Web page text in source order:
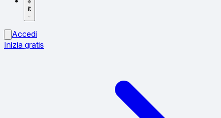
it
Accedi
Inizia gratis